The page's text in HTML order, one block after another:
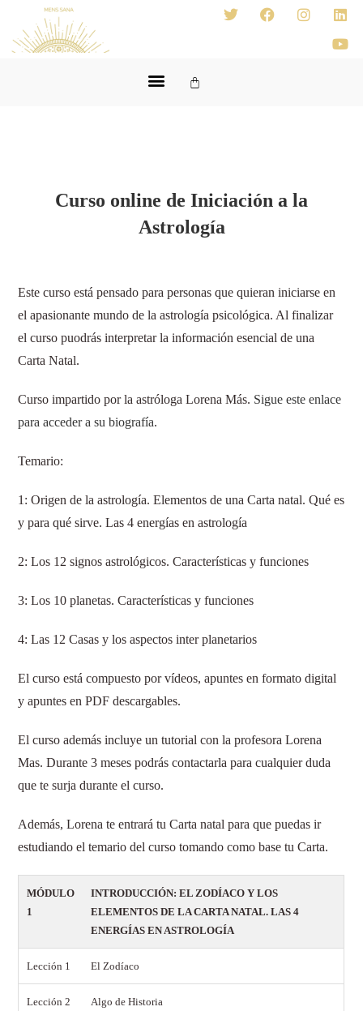
Curso online de Iniciación a la
Astrología
Este curso está pensado para personas que quieran iniciarse en
el apasionante mundo de la astrología psicológica. Al finalizar
el curso puodrás interpretar la información esencial de una
Carta Natal.
Curso impartido por la astróloga Lorena Más. Sigue este enlace
para acceder a su biografía.
Temario:
1: Origen de la astrología. Elementos de una Carta natal. Qué es
y para qué sirve. Las 4 energías en astrología
2: Los 12 signos astrológicos. Características y funciones
3: Los 10 planetas. Características y funciones
4: Las 12 Casas y los aspectos inter planetarios
El curso está compuesto por vídeos, apuntes en formato digital
y apuntes en PDF descargables.
El curso además incluye un tutorial con la profesora Lorena
Mas. Durante 3 meses podrás contactarla para cualquier duda
que te surja durante el curso.
Además, Lorena te entrará tu Carta natal para que puedas ir
estudiando el temario del curso tomando como base tu Carta.
MÓDULO
1
INTRODUCCIÓN: EL ZODÍACO Y LOS
ELEMENTOS DE LA CARTA NATAL. LAS 4
ENERGÍAS EN ASTROLOGÍA
Lección 1 El Zodíaco
Lección 2 Algo de Historia